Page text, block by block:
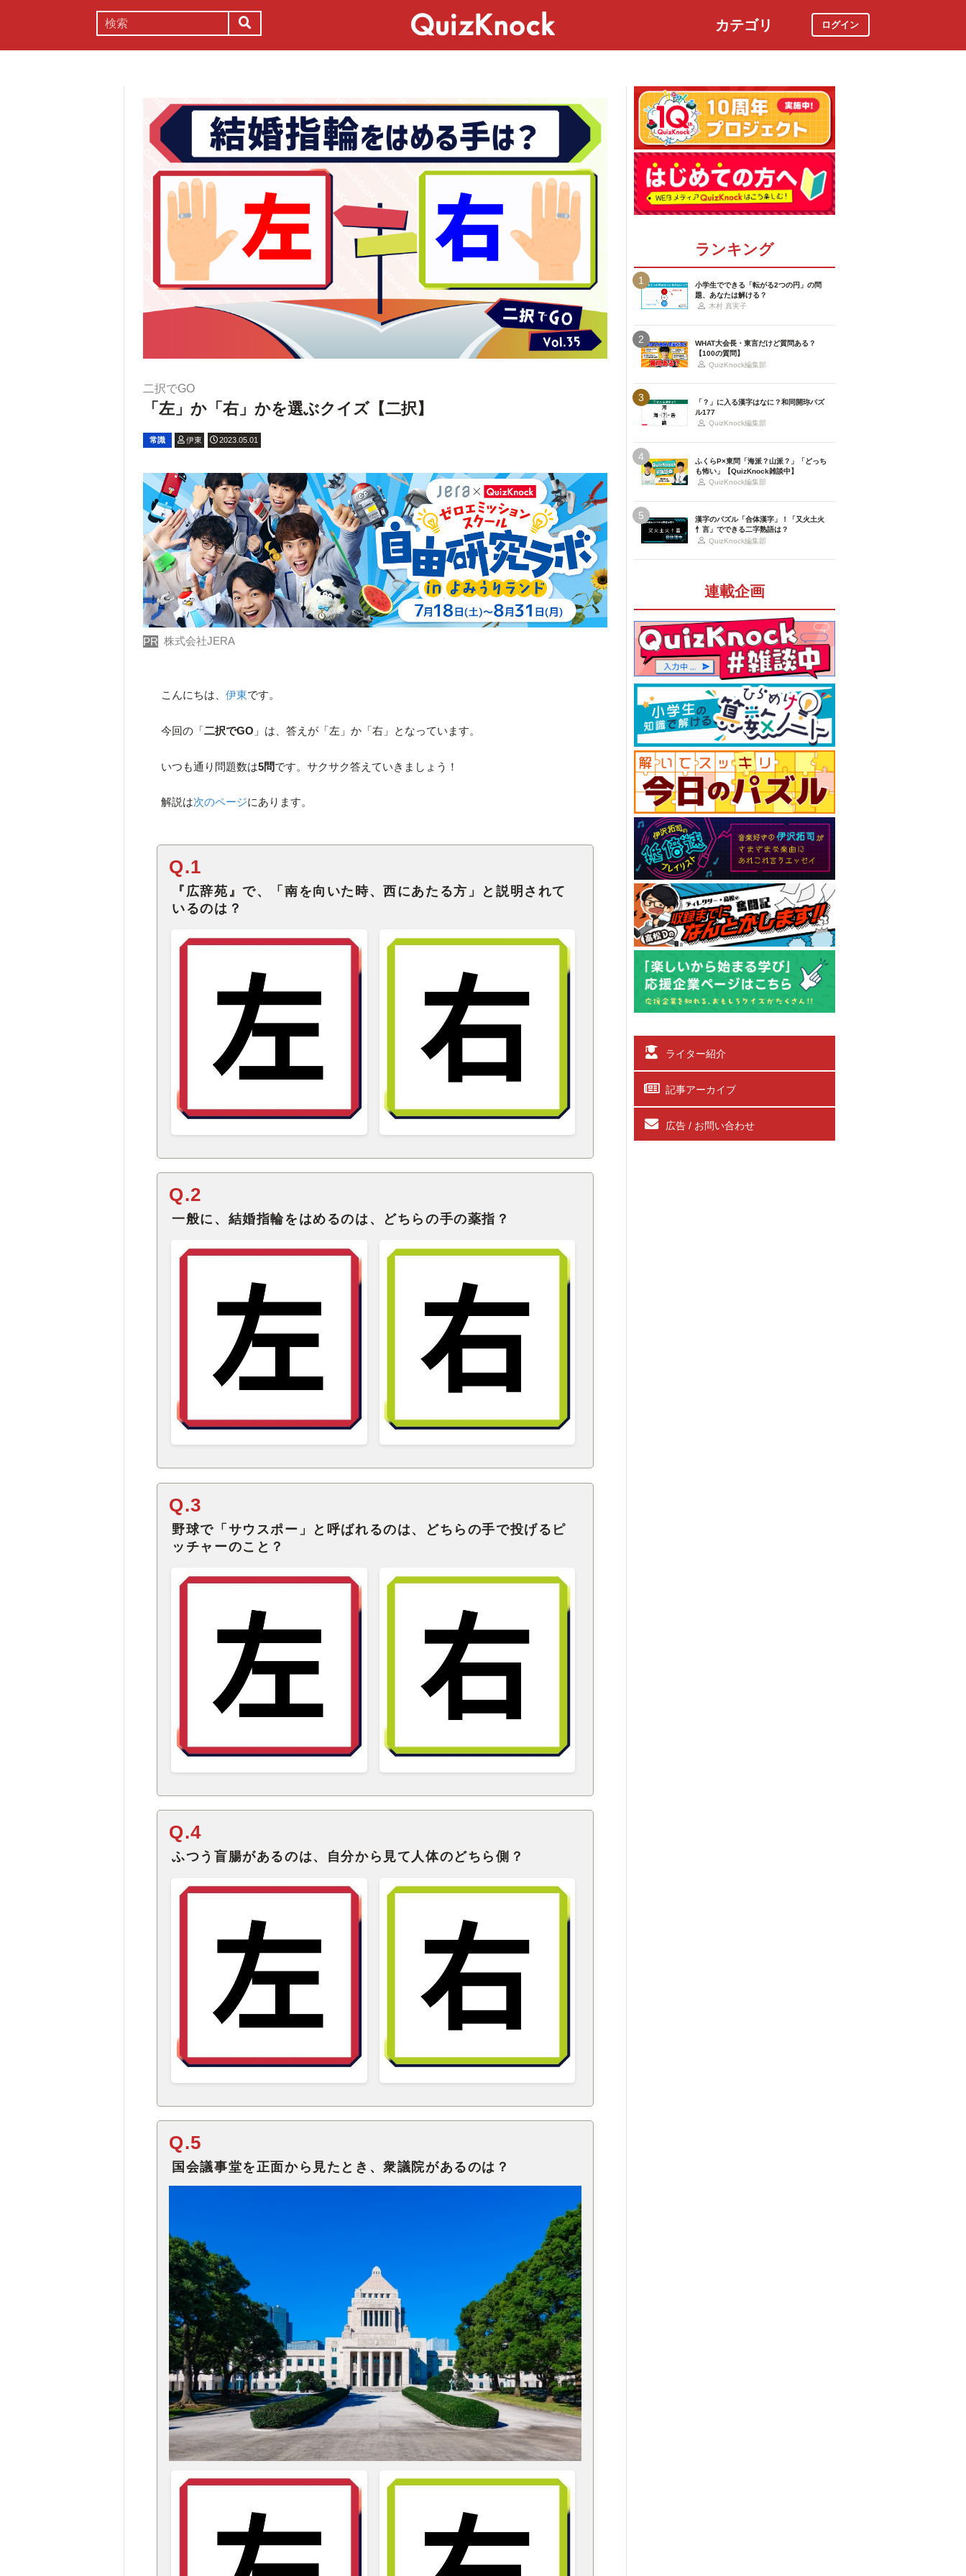
カテゴリ ログイン
二択でGO
「左」か「右」かを選ぶクイズ【二択】
常識 伊東 2023.05.01
PR 株式会社JERA
こんにちは、伊東です。
今回の「二択でGO 」は、答えが「左」か「右」となっています。
いつも通り問題数は5問です。サクサク答えていきましょう！
解説は次のページにあります。
Q.1
『広辞苑』で、「南を向いた時、西にあたる方」と説明されて
いるのは？
Q.2
一般に、結婚指輪をはめるのは、どちらの手の薬指？
Q.3
野球で「サウスポー」と呼ばれるのは、どちらの手で投げるピ
ッチャーのこと？
Q.4
ふつう盲腸があるのは、自分から見て人体のどちら側？
Q.5
国会議事堂を正面から見たとき、衆議院があるのは？
ランキング
1
小学生でできる「転がる2つの円」の問
題、あなたは解ける？
木村 真実子
2
WHAT大会長・東言だけど質問ある？
【100の質問】
QuizKnock編集部
3
「？」に入る漢字はなに？和同開珎パズ
ル177
QuizKnock編集部
4
ふくらP×東問「海派？山派？」「どっち
も怖い」【QuizKnock雑談中】
QuizKnock編集部
5
漢字のパズル「合体漢字」！「又火土火
忄言」でできる二字熟語は？
QuizKnock編集部
連載企画
ライター紹介
記事アーカイブ
広告 / お問い合わせ